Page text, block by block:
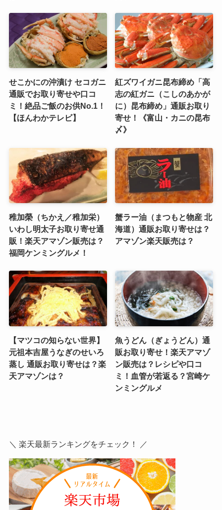
せこかにの沖漬け セコガニ
通販でお取り寄せや口コ
ミ！絶品ご飯のお供No.1！
【ほんわかテレビ】
紅ズワイガニ昆布締め「高
志の紅ガニ（こしのあかが
に）昆布締め」通販お取り
寄せ！《富山・カニの昆布
〆》
稚加榮（ちかえ／稚加栄）
いわし明太子お取り寄せ通
販！楽天アマゾン販売は？
福岡ケンミングルメ！
蟹ラー油（まつもと物産 北
海道）通販お取り寄せは？
アマゾン楽天販売は？
【マツコの知らない世界】
元祖本吉屋うなぎのせいろ
蒸し 通販お取り寄せは？楽
天アマゾンは？
魚うどん（ぎょうどん）通
販お取り寄せ！楽天アマゾ
ン販売は？レシピや口コ
ミ！血管が若返る？宮崎ケ
ンミングルメ
＼ 楽天最新ランキングをチェック！ ／